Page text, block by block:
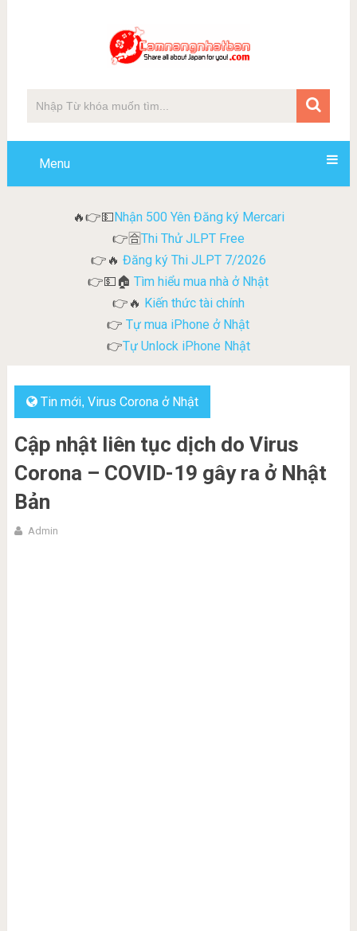
Menu
🔥👉💵Nhận 500 Yên Đăng ký Mercari
👉🈴Thi Thử JLPT Free
👉🔥 Đăng ký Thi JLPT 7/2026
👉💵🏠Tìm hiểu mua nhà ở Nhật
👉🔥 Kiến thức tài chính
👉 Tự mua iPhone ở Nhật
👉Tự Unlock iPhone Nhật
Tin mới, Virus Corona ở Nhật
Cập nhật liên tục dịch do Virus
Corona – COVID-19 gây ra ở Nhật
Bản
Admin